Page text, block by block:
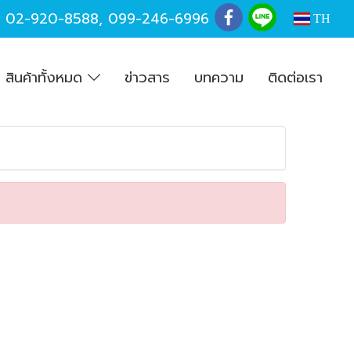
02-920-8588, 099-246-6996 TH
สินค้าทั้งหมด ข่าวสาร บทความ ติดต่อเรา